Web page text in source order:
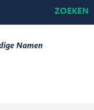
ZOEKEN